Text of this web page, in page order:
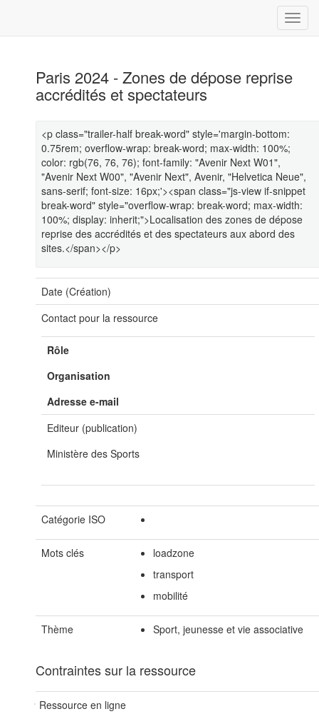
Paris 2024 - Zones de dépose reprise
accrédités et spectateurs
<p class="trailer-half break-word" style='margin-bottom:
0.75rem; overflow-wrap: break-word; max-width: 100%;
color: rgb(76, 76, 76); font-family: "Avenir Next W01",
"Avenir Next W00", "Avenir Next", Avenir, "Helvetica Neue",
sans-serif; font-size: 16px;'><span class="js-view if-snippet
break-word" style="overflow-wrap: break-word; max-width:
100%; display: inherit;">Localisation des zones de dépose
reprise des accrédités et des spectateurs aux abord des
sites.</span></p>
Date (Création)
Contact pour la ressource
Rôle
Organisation
Adresse e-mail
Editeur (publication)
Ministère des Sports
Catégorie ISO
Mots clés
loadzone
transport
mobilité
Thème Sport, jeunesse et vie associative
Contraintes sur la ressource
Ressource en ligne